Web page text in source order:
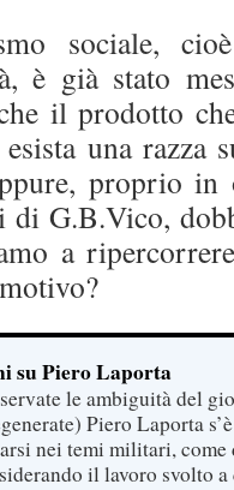
sociale,
è già stato
il prodotto
una razza
proprio
G.B.Vico,
a
su Piero Laporta
le ambiguità del
Piero Laporta
nei temi militari, come
il lavoro svolto